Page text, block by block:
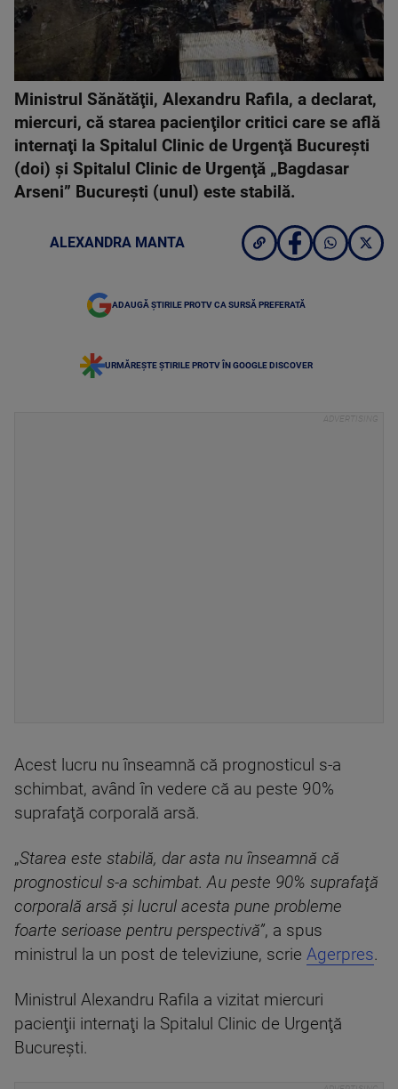
Ministrul Sănătăţii, Alexandru Rafila, a declarat,
miercuri, că starea pacienţilor critici care se află
internaţi la Spitalul Clinic de Urgenţă Bucureşti
(doi) şi Spitalul Clinic de Urgenţă „Bagdasar
Arseni” Bucureşti (unul) este stabilă.
ALEXANDRA MANTA
ADAUGĂ ȘTIRILE PROTV CA SURSĂ PREFERATĂ
URMĂREȘTE ȘTIRILE PROTV ÎN GOOGLE DISCOVER
Acest lucru nu înseamnă că prognosticul s-a
schimbat, având în vedere că au peste 90%
suprafaţă corporală arsă.
„Starea este stabilă, dar asta nu înseamnă că
prognosticul s-a schimbat. Au peste 90% suprafaţă
corporală arsă şi lucrul acesta pune probleme
foarte serioase pentru perspectivă”, a spus
ministrul la un post de televiziune, scrie Agerpres.
Ministrul Alexandru Rafila a vizitat miercuri
pacienţii internaţi la Spitalul Clinic de Urgenţă
Bucureşti.